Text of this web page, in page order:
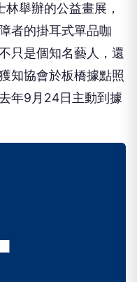
舉辦的公益畫展，
者的掛耳式單品咖
只是個知名藝人，還
知協會於板橋據點照
年9月24日主動到據